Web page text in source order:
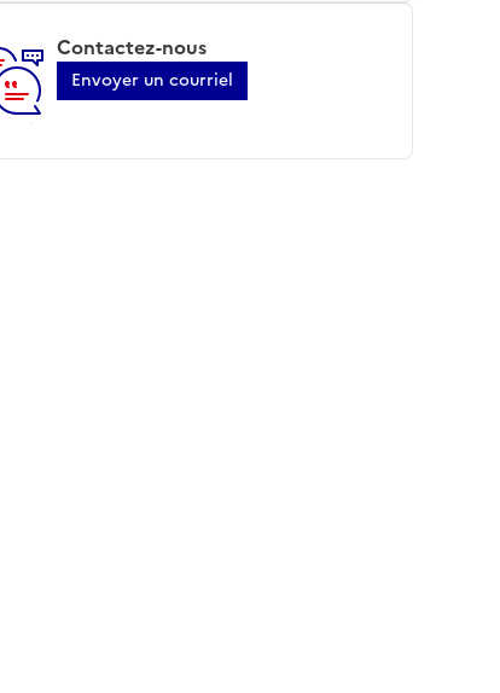
Contactez-nous
Envoyer un courriel